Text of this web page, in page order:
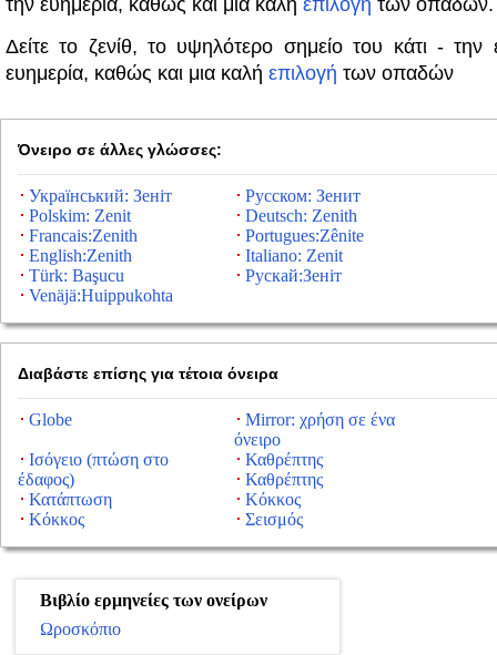
την ευημερία, καθώς και μια καλή επιλογή των οπαδών.
Δείτε το ζενίθ, το υψηλότερο σημείο του κάτι - την
ευημερία, καθώς και μια καλή επιλογή των οπαδών
Όνειρο σε άλλες γλώσσες:
Український: Зеніт
Русском: Зенит
Polskim: Zenit
Deutsch: Zenith
Francais:Zenith
Portugues:Zênite
English:Zenith
Italiano: Zenit
Türk: Başucu
Рускай:Зеніт
Venäjä:Huippukohta
Διαβάστε επίσης για τέτοια όνειρα
Globe
Mirror: χρήση σε ένα
όνειρο
Ισόγειο (πτώση στο
έδαφος)
Καθρέπτης
Καθρέπτης
Κατάπτωση
Κόκκος
Κόκκος
Σεισμός
Βιβλίο ερμηνείες των ονείρων
Ωροσκόπιο